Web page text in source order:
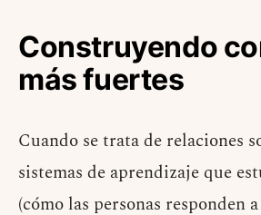
Construyendo
más fuertes
Cuando se trata de relaciones
sistemas de aprendizaje que
(cómo las personas responden